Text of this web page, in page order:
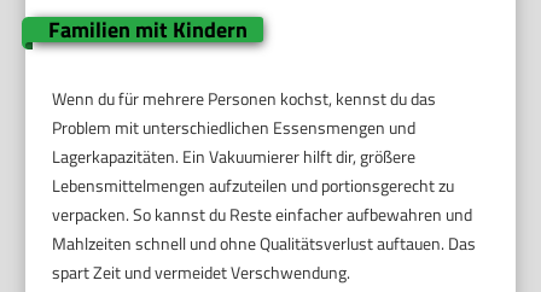
Familien mit Kindern
Wenn du für mehrere Personen kochst, kennst du das
Problem mit unterschiedlichen Essensmengen und
Lagerkapazitäten. Ein Vakuumierer hilft dir, größere
Lebensmittelmengen aufzuteilen und portionsgerecht zu
verpacken. So kannst du Reste einfacher aufbewahren und
Mahlzeiten schnell und ohne Qualitätsverlust auftauen. Das
spart Zeit und vermeidet Verschwendung.